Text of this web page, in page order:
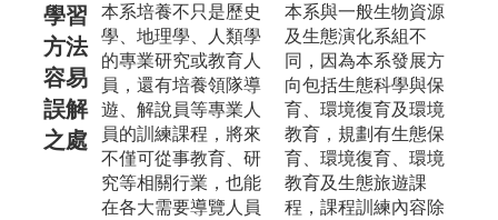
學習
方法
容易
誤解
之處
本系培養不只是歷史
學、地理學、人類學
的專業研究或教育人
員，還有培養領隊導
遊、解說員等專業人
員的訓練課程，將來
不僅可從事教育、研
究等相關行業，也能
在各大需要導覽人員
本系與一般生物資源
及生態演化系組不
同，因為本系發展方
向包括生態科學與保
育、環境復育及環境
教育，規劃有生態保
育、環境復育、環境
教育及生態旅遊課
程，課程訓練內容除